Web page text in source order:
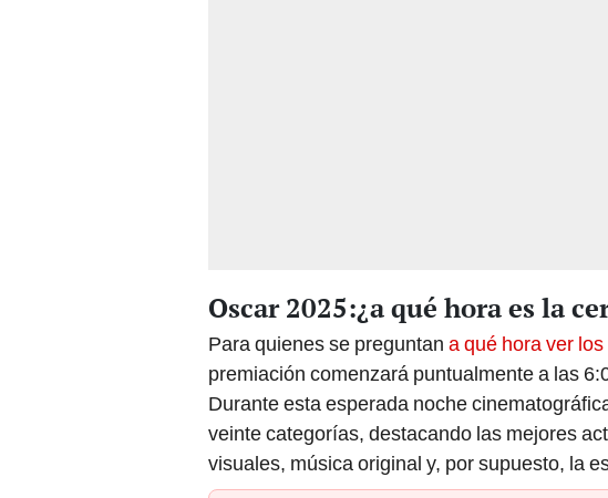
Oscar 2025:¿a qué hora es la
Para quienes se preguntan a qué hora ver
premiación comenzará puntualmente a las
Durante esta esperada noche
veinte categorías, destacando las mejores
visuales, música original y, por supuesto, la